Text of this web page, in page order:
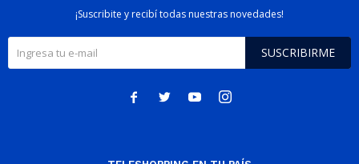
¡Suscribite y recibí todas nuestras novedades!
SUSCRIBIRME
   